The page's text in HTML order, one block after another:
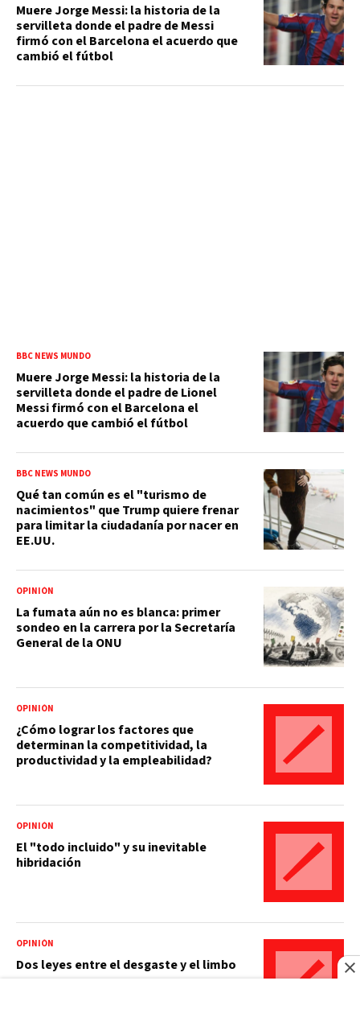
Muere Jorge Messi: la historia de la
servilleta donde el padre de Messi
firmó con el Barcelona el acuerdo que
cambió el fútbol
BBC NEWS MUNDO
Muere Jorge Messi: la historia de la
servilleta donde el padre de Lionel
Messi firmó con el Barcelona el
acuerdo que cambió el fútbol
BBC NEWS MUNDO
Qué tan común es el "turismo de
nacimientos" que Trump quiere frenar
para limitar la ciudadanía por nacer en
EE.UU.
OPINIÓN
La fumata aún no es blanca: primer
sondeo en la carrera por la Secretaría
General de la ONU
OPINIÓN
¿Cómo lograr los factores que
determinan la competitividad, la
productividad y la empleabilidad?
OPINIÓN
El "todo incluido" y su inevitable
hibridación
OPINIÓN
Dos leyes entre el desgaste y el limbo